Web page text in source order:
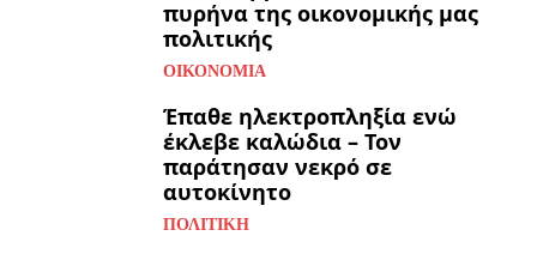
πυρήνα της οικονομικής μας
πολιτικής
ΟΙΚΟΝΟΜΊΑ
Έπαθε ηλεκτροπληξία ενώ
έκλεβε καλώδια – Τον
παράτησαν νεκρό σε
αυτοκίνητο
ΠΟΛΙΤΙΚΉ